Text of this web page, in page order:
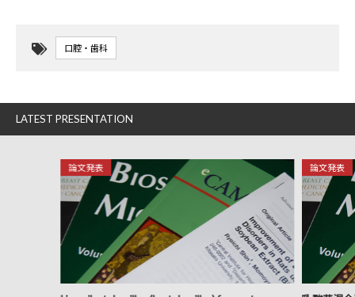
口腔・歯科
LATEST PRESENTATION
論文発表 論文発表